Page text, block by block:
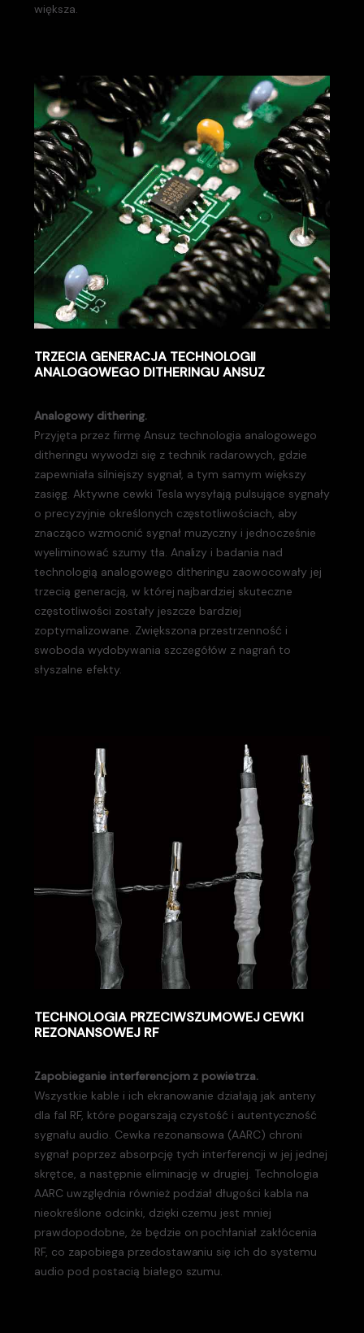
większa.
TRZECIA GENERACJA TECHNOLOGII
ANALOGOWEGO DITHERINGU ANSUZ
Analogowy dithering.
Przyjęta przez firmę Ansuz technologia analogowego
ditheringu wywodzi się z technik radarowych, gdzie
zapewniała silniejszy sygnał, a tym samym większy
zasięg. Aktywne cewki Tesla wysyłają pulsujące sygnały
o precyzyjnie określonych częstotliwościach, aby
znacząco wzmocnić sygnał muzyczny i jednocześnie
wyeliminować szumy tła. Analizy i badania nad
technologią analogowego ditheringu zaowocowały jej
trzecią generacją, w której najbardziej skuteczne
częstotliwości zostały jeszcze bardziej
zoptymalizowane. Zwiększona przestrzenność i
swoboda wydobywania szczegółów z nagrań to
słyszalne efekty.
TECHNOLOGIA PRZECIWSZUMOWEJ CEWKI
REZONANSOWEJ RF
Zapobieganie interferencjom z powietrza.
Wszystkie kable i ich ekranowanie działają jak anteny
dla fal RF, które pogarszają czystość i autentyczność
sygnału audio. Cewka rezonansowa (AARC) chroni
sygnał poprzez absorpcję tych interferencji w jej jednej
skrętce, a następnie eliminację w drugiej. Technologia
AARC uwzględnia również podział długości kabla na
nieokreślone odcinki, dzięki czemu jest mniej
prawdopodobne, że będzie on pochłaniał zakłócenia
RF, co zapobiega przedostawaniu się ich do systemu
audio pod postacią białego szumu.